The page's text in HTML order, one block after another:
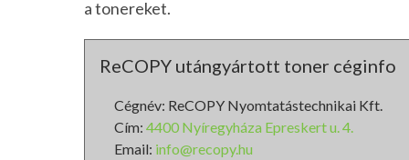
a tonereket.
ReCOPY utángyártott toner céginfo
Cégnév: ReCOPY Nyomtatástechnikai Kft.
Cím: 4400 Nyíregyháza Epreskert u. 4.
Email: info@recopy.hu